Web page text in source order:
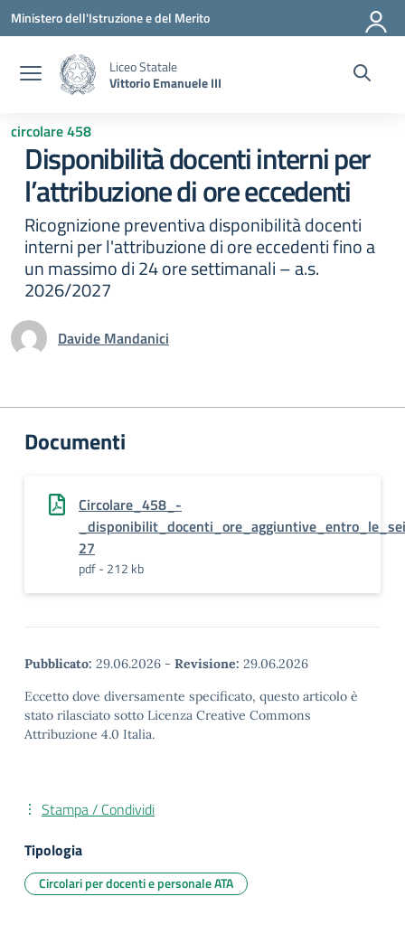
Vai ai contenuti
Vai al menu di navigazione
Vai al footer
Ministero dell'Istruzione e del Merito
Liceo Statale
Vittorio Emanuele III
circolare 458
Disponibilità docenti interni per
l’attribuzione di ore eccedenti
Ricognizione preventiva disponibilità docenti
interni per l'attribuzione di ore eccedenti fino a
un massimo di 24 ore settimanali – a.s.
2026/2027
Davide Mandanici
Documenti
Circolare_458_-
27
pdf - 212 kb
Pubblicato: 29.06.2026 - Revisione: 29.06.2026
Eccetto dove diversamente specificato, questo articolo è
stato rilasciato sotto Licenza Creative Commons
Attribuzione 4.0 Italia.
Stampa / Condividi
Tipologia
Circolari per docenti e personale ATA